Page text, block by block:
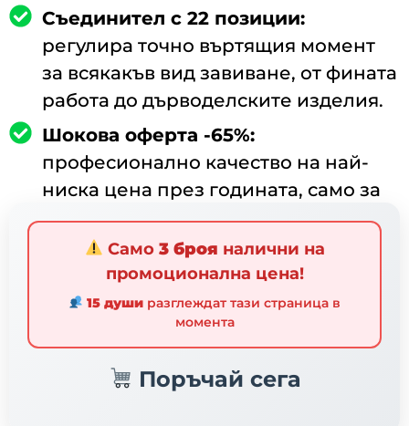
Съединител с 22 позиции:
регулира точно въртящия момент
за всякакъв вид завиване, от фината
работа до дърводелските изделия.
Шокова оферта -65%:
професионално качество на най-
ниска цена през годината, само за
ограничен период.
Само 3 броя налични на
промоционална цена!
15 душиразглеждат тази страница в
момента
Поръчай сега